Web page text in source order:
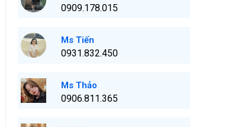
0909.178.015
Ms Tiến
0931.832.450
Ms Thảo
0906.811.365